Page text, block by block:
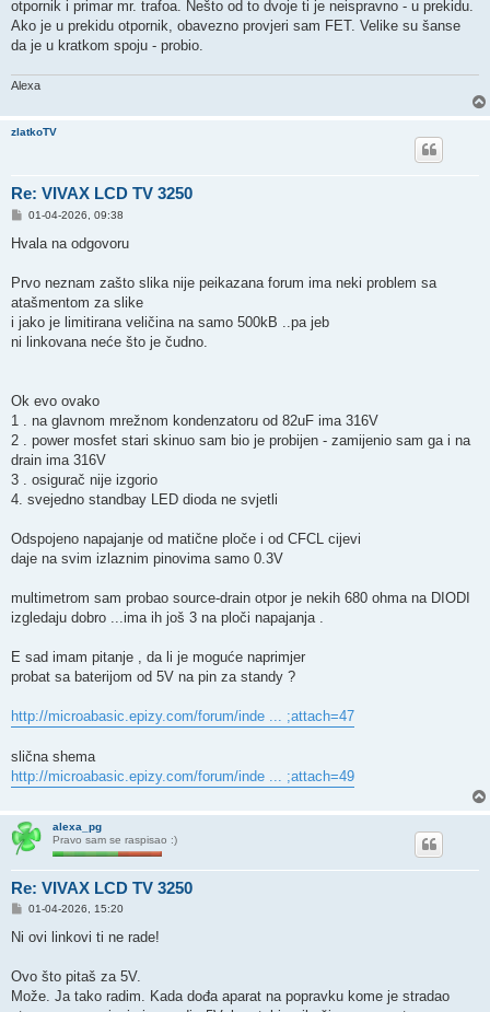
otpornik i primar mr. trafoa. Nešto od to dvoje ti je neispravno - u prekidu.
Ako je u prekidu otpornik, obavezno provjeri sam FET. Velike su šanse
da je u kratkom spoju - probio.
Alexa
zlatkoTV
Re: VIVAX LCD TV 3250
P
s
01-04-2026, 09:38
Hvala na odgovoru
Prvo neznam zašto slika nije peikazana forum ima neki problem sa
atašmentom za slike
i jako je limitirana veličina na samo 500kB ..pa jeb
ni linkovana neće što je čudno.
Ok evo ovako
1 . na glavnom mrežnom kondenzatoru od 82uF ima 316V
2 . power mosfet stari skinuo sam bio je probijen - zamijenio sam ga i na
drain ima 316V
3 . osigurač nije izgorio
4. svejedno standbay LED dioda ne svjetli
Odspojeno napajanje od matične ploče i od CFCL cijevi
daje na svim izlaznim pinovima samo 0.3V
multimetrom sam probao source-drain otpor je nekih 680 ohma na DIODI
izgledaju dobro ...ima ih još 3 na ploči napajanja .
E sad imam pitanje , da li je moguće naprimjer
probat sa baterijom od 5V na pin za standy ?
http://microabasic.epizy.com/forum/inde ... ;attach=47
slična shema
http://microabasic.epizy.com/forum/inde ... ;attach=49
alexa_pg
Pravo sam se raspisao :)
Re: VIVAX LCD TV 3250
P
s
01-04-2026, 15:20
Ni ovi linkovi ti ne rade!
Ovo što pitaš za 5V.
Može. Ja tako radim. Kada dođa aparat na popravku kome je stradao